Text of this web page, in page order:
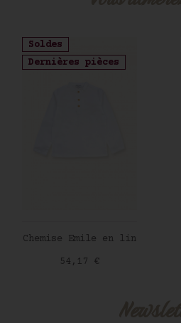
Soldes
Dernières pièces
AJOUTER AU PANIER
Chemise Emile en lin
Prix
54,17 €